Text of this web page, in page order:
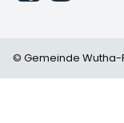
© Gemeinde Wutha-